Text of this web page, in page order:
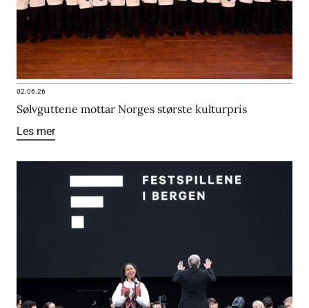
02.06.26
Sølvguttene mottar Norges største kulturpris
Les mer